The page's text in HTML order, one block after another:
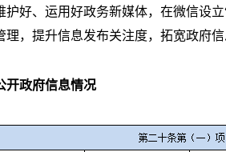
护好、运用好政务新媒体，在微信设
理，提升信息发布关注度，拓宽政府信
开政府信息情况